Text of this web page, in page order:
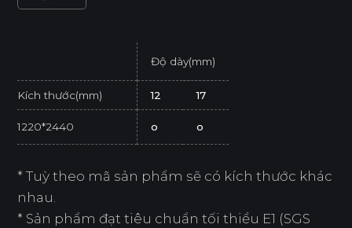
Độ dày(mm)
Kích thước(mm) 12 17
1220*2440 o o
* Tuỳ theo mã sản phẩm sẽ có kích thước khác
nhau.
* Sản phẩm đạt tiêu chuẩn tối thiểu E1 (SGS